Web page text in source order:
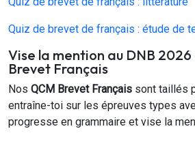
Quiz de brevet de français : étude de
Vise la mention au DNB 2026
Brevet Français
Nos QCM Brevet Français sont taillés
entraîne-toi sur les épreuves types
progresse en grammaire et vise la